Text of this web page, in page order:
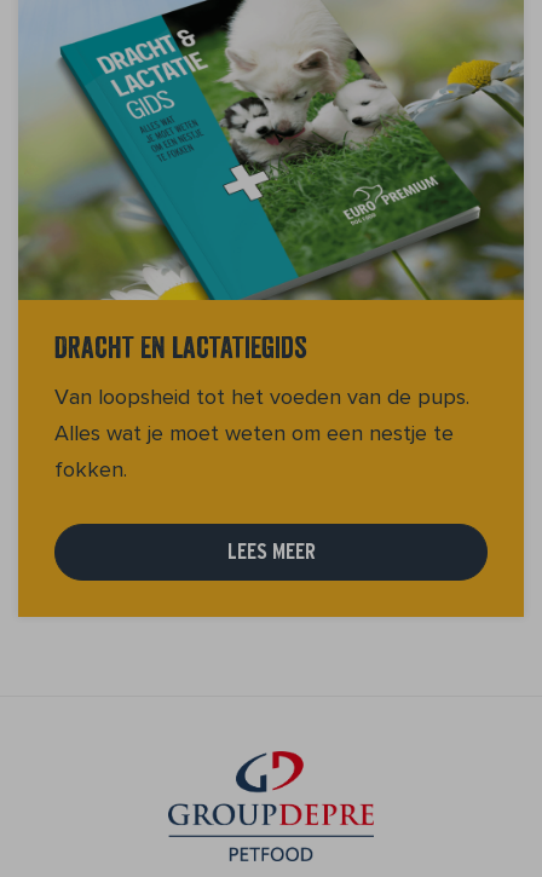
Dracht en lactatiegids
Van loopsheid tot het voeden van de pups.
Alles wat je moet weten om een nestje te
fokken.
LEES MEER